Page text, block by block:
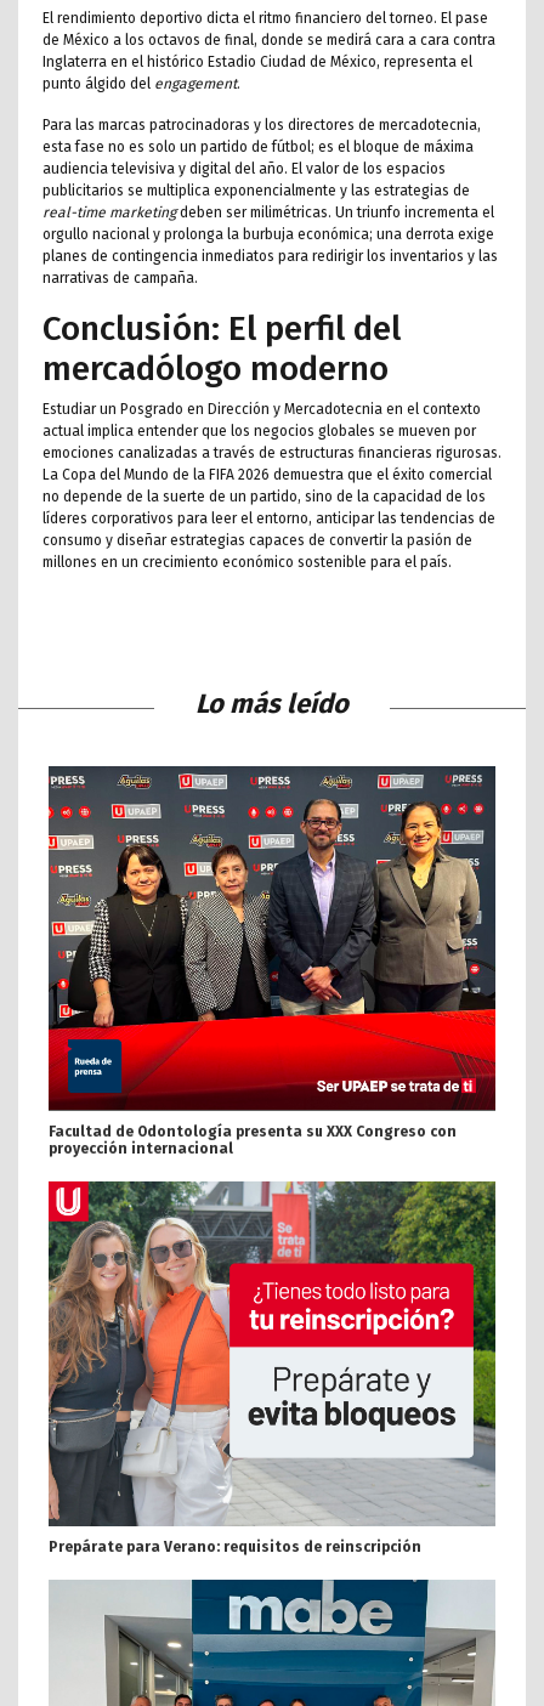
El rendimiento deportivo dicta el ritmo financiero del torneo. El pase
de México a los octavos de final, donde se medirá cara a cara contra
Inglaterra en el histórico Estadio Ciudad de México, representa el
punto álgido del engagement.
Para las marcas patrocinadoras y los directores de mercadotecnia,
esta fase no es solo un partido de fútbol; es el bloque de máxima
audiencia televisiva y digital del año. El valor de los espacios
publicitarios se multiplica exponencialmente y las estrategias de
real-time marketingdeben ser milimétricas. Un triunfo incrementa el
orgullo nacional y prolonga la burbuja económica; una derrota exige
planes de contingencia inmediatos para redirigir los inventarios y las
narrativas de campaña.
Conclusión: El perfil del
mercadólogo moderno
Estudiar un Posgrado en Dirección y Mercadotecnia en el contexto
actual implica entender que los negocios globales se mueven por
emociones canalizadas a través de estructuras financieras rigurosas.
La Copa del Mundo de la FIFA 2026 demuestra que el éxito comercial
no depende de la suerte de un partido, sino de la capacidad de los
líderes corporativos para leer el entorno, anticipar las tendencias de
consumo y diseñar estrategias capaces de convertir la pasión de
millones en un crecimiento económico sostenible para el país.
Lo más leído
Facultad de Odontología presenta su XXX Congreso con
proyección internacional
Prepárate para Verano: requisitos de reinscripción